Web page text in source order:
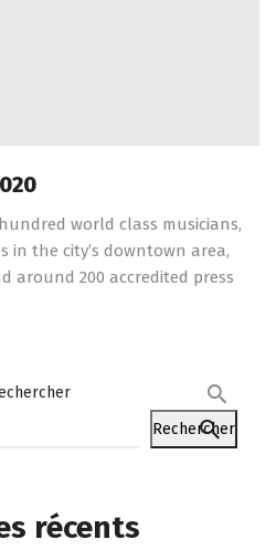
world class musicians,
in the city’s downtown area,
around 200 accredited press
Rechercher
récents